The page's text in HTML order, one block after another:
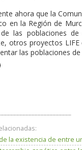
ahora que la
en la Región de
de las poblaciones
otros proyectos
las poblaciones
la existencia de entre